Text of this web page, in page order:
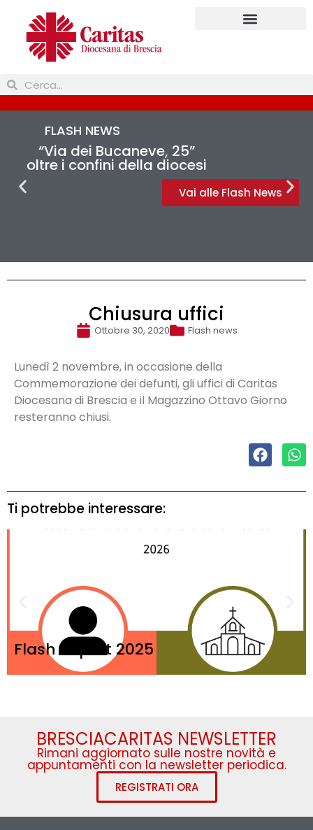
FLASH NEWS
“Via dei Bucaneve, 25”
oltre i confini della diocesi
Vai alle Flash News
Chiusura uffici
Ottobre 30, 2020 Flash news
Lunedì 2 novembre, in occasione della
Commemorazione dei defunti, gli uffici di Caritas
Diocesana di Brescia e il Magazzino Ottavo Giorno
resteranno chiusi.
Ti potrebbe interessare:
Flash Report 2025
BRESCIACARITAS NEWSLETTER
Rimani aggiornato sulle nostre novità e
appuntamenti con la newsletter periodica.
REGISTRATI ORA